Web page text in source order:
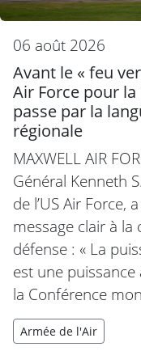
06 août 2026
Avant le « feu
Air Force pour
passe par la
régionale
MAXWELL AIR
Général Kenneth
de l’US Air Force,
message clair à
défense : « La
est une
la Conférence
Armée de l'Air